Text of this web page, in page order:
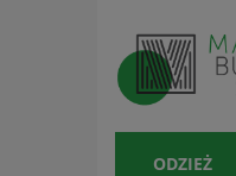
ODZIEŻ